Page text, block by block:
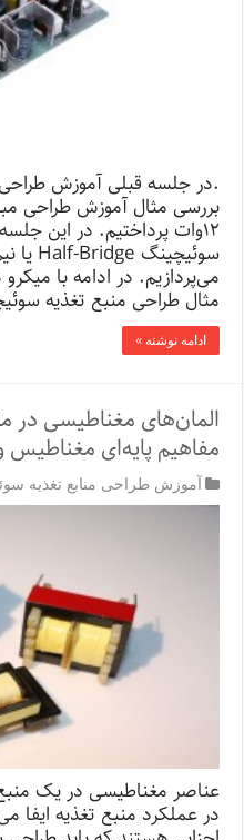
.در جلسه قبلی آموزش
۱۲‌وات پرداختیم. در این
می‌پردازیم. در ادامه با
مثال طراحی منبع تغذیه
ادامه نوشته »
المان‌های مغناطیسی در
مفاهیم پایه‌ای
آموزش طراحی منابع تغذیه
عناصر مغناطیسی در یک
در عملکرد منبع تغذیه ایفا